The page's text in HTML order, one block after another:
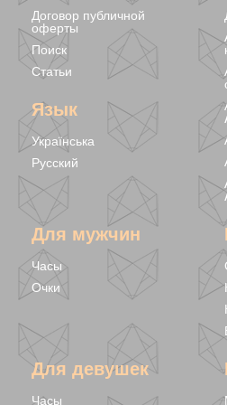
капельки
239 грн
139 грн
Круглые
233 грн
Договор публичной
оферты
Поиск
Статьи
Язык
Українська
Русский
Для мужчин
Часы
Очки
Для девушек
Часы